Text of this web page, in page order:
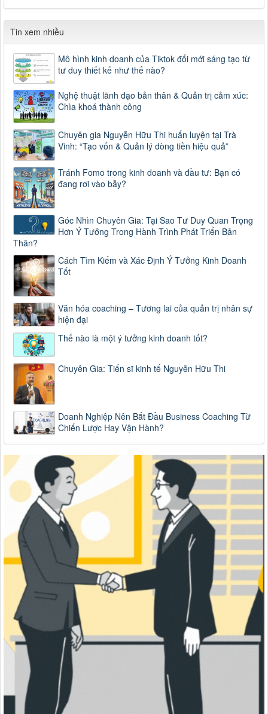
Tin xem nhiều
Mô hình kinh doanh của Tiktok đổi mới sáng tạo từ
tư duy thiết kế như thế nào?
Nghệ thuật lãnh đạo bản thân & Quản trị cảm xúc:
Chìa khoá thành công
Chuyên gia Nguyễn Hữu Thi huấn luyện tại Trà
Vinh: “Tạo vốn & Quản lý dòng tiền hiệu quả”
Tránh Fomo trong kinh doanh và đầu tư: Bạn có
đang rơi vào bẫy?
Góc Nhìn Chuyên Gia: Tại Sao Tư Duy Quan Trọng
Hơn Ý Tưởng Trong Hành Trình Phát Triển Bản
Thân?
Cách Tìm Kiếm và Xác Định Ý Tưởng Kinh Doanh
Tốt
Văn hóa coaching – Tương lai của quản trị nhân sự
hiện đại
Thế nào là một ý tưởng kinh doanh tốt?
Chuyên Gia: Tiến sĩ kinh tế Nguyễn Hữu Thi
Doanh Nghiệp Nên Bắt Đầu Business Coaching Từ
Chiến Lược Hay Vận Hành?